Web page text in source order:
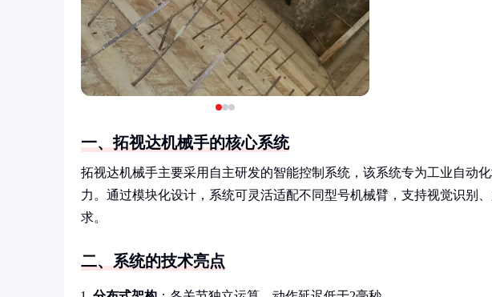
一、拓视达机械手的核心系统
拓视达机械手主要采用自主研发的智能控制系统，该系统专为工业自动
力。通过模块化设计，系统可灵活适配不同型号机械臂，支持视觉识别
求。
二、系统的技术亮点